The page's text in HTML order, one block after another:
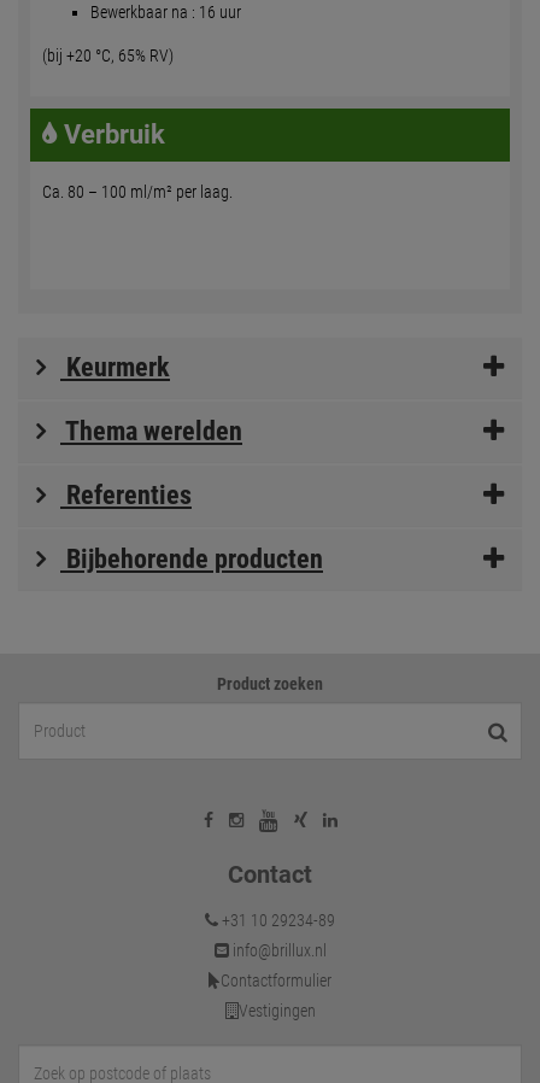
Bewerkbaar na : 16 uur
(bij +20 °C, 65% RV)
Verbruik
Ca. 80 – 100 ml/m² per laag.
Keurmerk
Thema werelden
Referenties
Bijbehorende producten
Product zoeken
Contact
+31 10 29234-89
info@brillux.nl
Contactformulier
Vestigingen